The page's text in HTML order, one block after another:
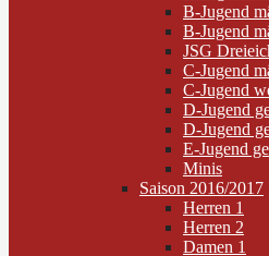
B-Jugend
B-Jugend
JSG
C-Jugend
C-Jugend
D-Jugend
D-Jugend
E-Jugend
Minis
Saison 2016/2017
Herren 1
Herren 2
Damen 1